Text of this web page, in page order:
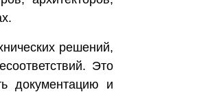
решений,
Это
документацию и